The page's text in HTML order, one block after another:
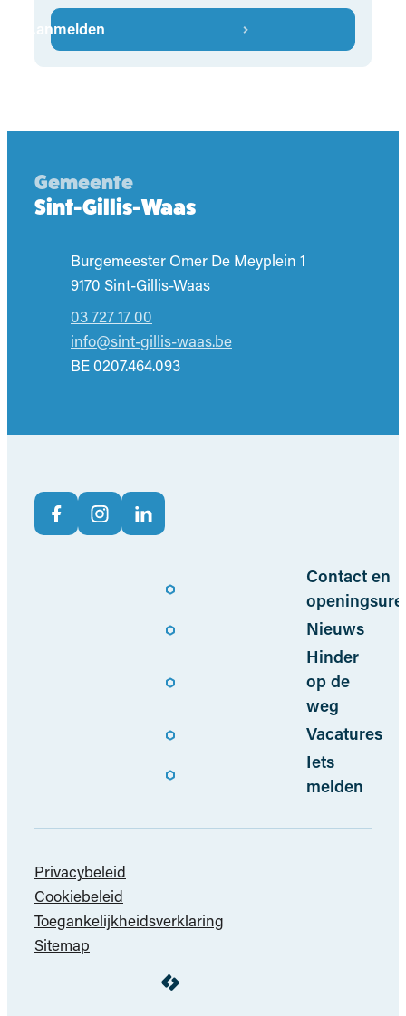
Aanmelden
Gemeente
Sint-Gillis-Waas
AdresBurgemeester Omer De Meyplein 1
,9170 Sint-Gillis-Waas
03 727 17 00
E-mailinfo@sint-gillis-waas.be
BTW nr.BE 0207.464.093
Volg ons op
FacebookInstagramLinkedIn
Contact en
Nieuws
Hinder
op de
weg
Vacatures
Iets
melden
Privacybeleid
Cookiebeleid
Toegankelijkheidsverklaring
Sitemap